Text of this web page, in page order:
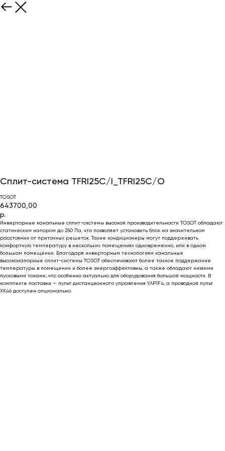
Сплит-система TFRI25C/I_TFRI25C/O
TOSOT
643700,00
р.
Инверторные канальные сплит-системы высокой производительности TOSOT обладают
статическим напором до 250 Па, что позволяет установить блок на значительном
расстоянии от приточных решеток. Такие кондиционеры могут поддерживать
комфортную температуру в нескольких помещениях одновременно, или в одном
большом помещении. Благодаря инверторным технологиям канальные
высоконапорные сплит-системы TOSOT обеспечивают более точное поддержание
температуры в помещении и более энергоэффективны, а также обладают низкими
пусковыми токами, что особенно актуально для оборудования большой мощности. В
комплекте поставки — пульт дистанционного управления YAP1F4, а проводной пульт
XK46 доступен опционально.